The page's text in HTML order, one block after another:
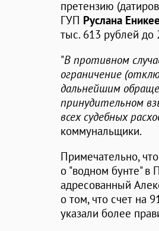
претензию
ГУП Руслана
тыс. 613 рублей до
"В противном
ограничение
дальнейшим
принудительном
всех судебных
коммунальщики.
Примечательно,
о "водном бунте" в
адресованный
о том, что счет на
указали более